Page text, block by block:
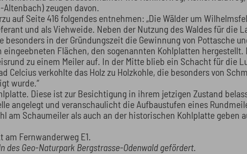
zeugen davon.
auf Seite 416 folgendes entnehmen: „Die Wälder um
und als Viehweide. Neben der Nutzung des Waldes für die
besonders in der Gründungszeit die Gewinnung von Pottasche
eingeebneten Flächen, den sogenannten Kohlplatten
zu einem Meiler auf. In der Mitte blieb ein Schacht für die
Celcius verkohlte das Holz zu Holzkohle, die besonders von
wurde.“
Diese ist zur Besichtigung in ihrem jetzigen Zustand
angelegt und veranschaulicht die Aufbaustufen eines
am Schaumeiler als auch an der historischen Kohlplatte geben
Fernwanderweg E1.
Geo-Naturpark Bergstrasse-Odenwald gefördert.